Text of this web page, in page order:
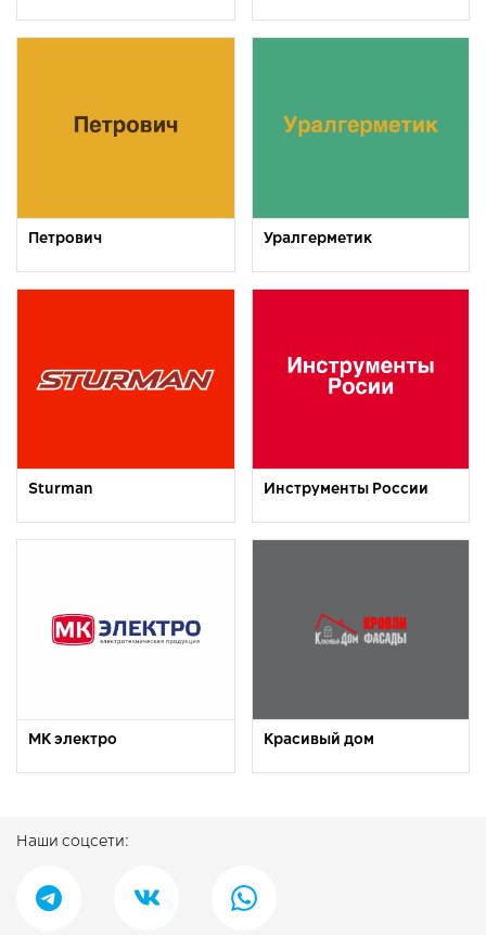
Петрович Уралгерметик
Sturman Инструменты России
МК электро Красивый дом
Наши соцсети: